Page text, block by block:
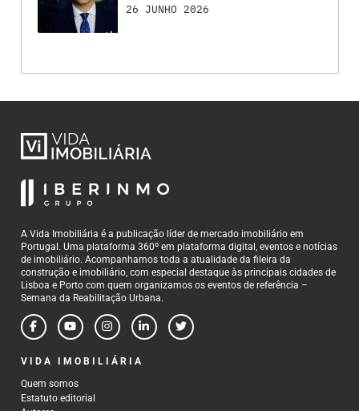
26 JUNHO 2026
A Vida Imobiliária é a publicação líder de mercado imobiliário em
Portugal. Uma plataforma 360º em plataforma digital, eventos e notícias
de imobiliário. Acompanhamos toda a atualidade da fileira da
construção e imobiliário, com especial destaque às principais cidades de
Lisboa e Porto com quem organizamos os eventos de referência –
Semana da Reabilitação Urbana.
VIDA IMOBILIÁRIA
Quem somos
Estatuto editorial